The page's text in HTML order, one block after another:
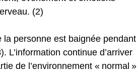
(2)
la personne est baignée pendant
L’information continue d’arriver
de l’environnement « normal »